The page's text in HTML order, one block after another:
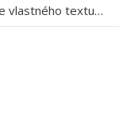
vlastného textu…